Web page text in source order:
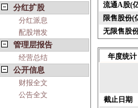
分红扩股
分红派息
配股增发
管理层报告
经营总结
公开信息
财报全文
公告全文
流通A股(
限售股份(
无限售股
年度统计
截止日期